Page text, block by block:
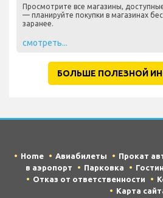
Просмотрите все магазины,
— планируйте покупки в магазинах
заранее.
смотреть...
БОЛЬШЕ ПОЛЕЗНОЙ
Home Авиабилеты Прокат
в аэропорт
Парковка
Отказ от ответственности
Карта